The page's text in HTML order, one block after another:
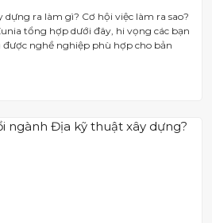
ra làm gì? Cơ hội việc làm ra sao?
tổng hợp dưới đây, hi vọng các bạn
nghề nghiệp phù hợp cho bản